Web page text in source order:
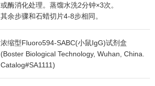
或酶消化处理。蒸馏水洗2分钟×3次。
其余步骤和石蜡切片4-8步相同。
浓缩型Fluoro594-SABC(小鼠IgG)试剂盒
(Boster Biological Technology, Wuhan, China.
Catalog#SA1111)